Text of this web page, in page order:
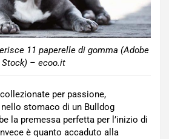
11 paperelle di gomma (Adobe
Stock) – ecoo.it
collezionate per passione,
stomaco di un Bulldog
la premessa perfetta per l’inizio di
è quanto accaduto alla